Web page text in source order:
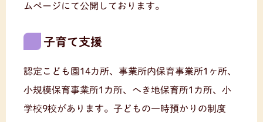
ムページにて公開しております。
子育て支援
認定こども園14カ所、事業所内保育事業所1ヶ所、
小規模保育事業所1カ所、へき地保育所1カ所、小
学校9校があります。子どもの一時預かりの制度